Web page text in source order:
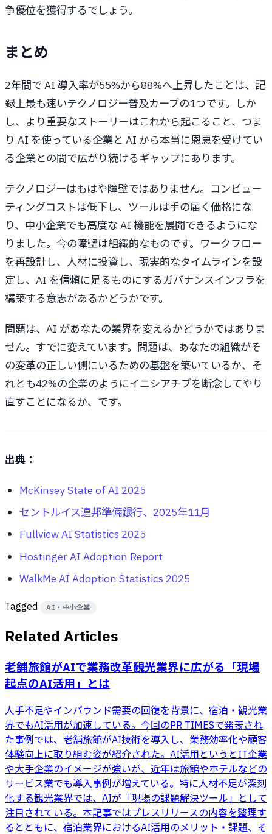
争優位を獲得するでしょう。
まとめ
2年間で AI 導入率が55%から88%へ上昇したことは、記
録上最も速いテクノロジー普及カーブの1つです。しか
し、より重要なストーリーはこれから起こること、つま
り AI を使っている企業と AI から本当に恩恵を受けてい
る企業との間で広がり続けるギャップにあります。
テクノロジーはもはや障壁ではありません。コンピュー
ティングコストは低下し、ツールは手の届く価格にな
り、中小企業でも高度な AI 機能を展開できるようにな
りました。今の障壁は組織的なものです。ワークフロー
を再設計し、人材に投資し、現実的なタイムラインを設
定し、AI を信頼に足るものにするガバナンスインフラを
構築する意志があるかどうかです。
問題は、AI があなたの業界を変えるかどうかではありま
せん。すでに変えています。問題は、あなたの組織がそ
の変革の正しい側にいるための基盤を築いているか、そ
れとも42%の企業のようにイニシアチブを断念してやり
直すことになるか、です。
出典：
McKinsey State of AI 2025
セントルイス連邦準備銀行、2025年11月
Fullview AI Statistics 2025
Hostinger AI Adoption Report
WalkMe AI Adoption Statistics 2025
Tagged AI・中小企業
Related Articles
老舗旅館がAIで業務改革――観光業界に広がる「現場
起点のAI活用」とは
人手不足やインバウンド需要の回復を背景に、宿泊・観光業
界でもAI活用が加速している。今回のPR TIMESで発表され
た事例では、老舗旅館がAI技術を導入し、業務効率化や顧客
体験向上に取り組む姿が紹介された。AI活用というとIT企業
や大手企業のイメージが強いが、近年は旅館やホテルなどの
サービス業でも導入事例が増えている。特に人材不足が深刻
化する観光業界では、AIが「現場の課題解決ツール」として
注目されている。本記事ではプレスリリースの内容を整理す
るとともに、宿泊業界におけるAI活用のメリット・課題、そ